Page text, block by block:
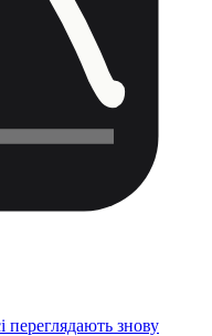
переглядають знову